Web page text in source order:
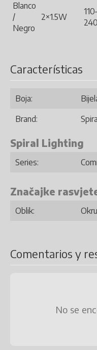
Blanco
/
Negro
2×1.5W
Características
Boja:
Brand:
Spiral Lighting
Series:
Značajke
Oblik:
Comentarios y
No se